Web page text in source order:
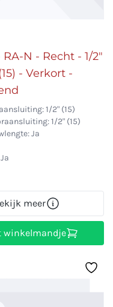
N - Recht - 1/2"
- Verkort -
1/2" (15)
1/2" (15)
Ja
meer
winkelmandje